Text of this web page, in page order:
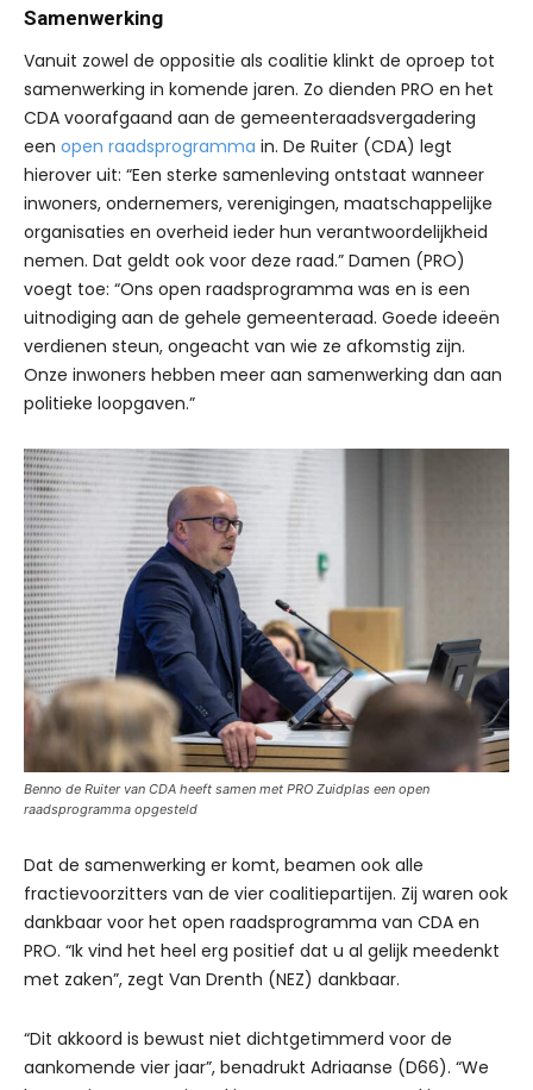
Samenwerking
Vanuit zowel de oppositie als coalitie klinkt de oproep tot
samenwerking in komende jaren. Zo dienden PRO en het
CDA voorafgaand aan de gemeenteraadsvergadering
een open raadsprogramma in. De Ruiter (CDA) legt
hierover uit: “Een sterke samenleving ontstaat wanneer
inwoners, ondernemers, verenigingen, maatschappelijke
organisaties en overheid ieder hun verantwoordelijkheid
nemen. Dat geldt ook voor deze raad.” Damen (PRO)
voegt toe: “Ons open raadsprogramma was en is een
uitnodiging aan de gehele gemeenteraad. Goede ideeën
verdienen steun, ongeacht van wie ze afkomstig zijn.
Onze inwoners hebben meer aan samenwerking dan aan
politieke loopgaven.”
Benno de Ruiter van CDA heeft samen met PRO Zuidplas een open
raadsprogramma opgesteld
Dat de samenwerking er komt, beamen ook alle
fractievoorzitters van de vier coalitiepartijen. Zij waren ook
dankbaar voor het open raadsprogramma van CDA en
PRO. “Ik vind het heel erg positief dat u al gelijk meedenkt
met zaken”, zegt Van Drenth (NEZ) dankbaar.
“Dit akkoord is bewust niet dichtgetimmerd voor de
aankomende vier jaar”, benadrukt Adriaanse (D66). “We